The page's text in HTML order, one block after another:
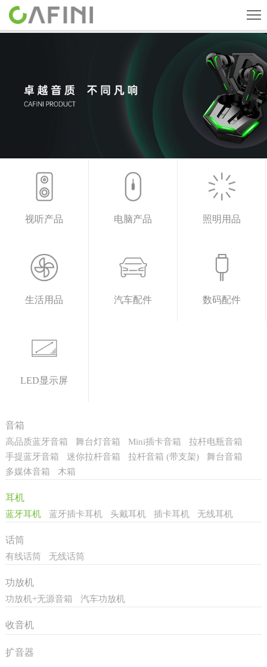
产品中心
人才招聘
联系我们
视听产品 电脑产品 照明用品
生活用品 汽车配件 数码配件
LED显示屏
音箱
高品质蓝牙音箱 舞台灯音箱 Mini插卡音箱
拉杆电瓶音箱
手提蓝牙音箱
迷你拉杆音箱 拉杆音箱 (带支架)
舞台音箱
多媒体音箱
木箱
耳机
蓝牙耳机 蓝牙插卡耳机 头戴耳机 插卡耳机 无线耳机
话筒
有线话筒 无线话筒
功放机
功放机+无源音箱 汽车功放机
收音机
扩音器